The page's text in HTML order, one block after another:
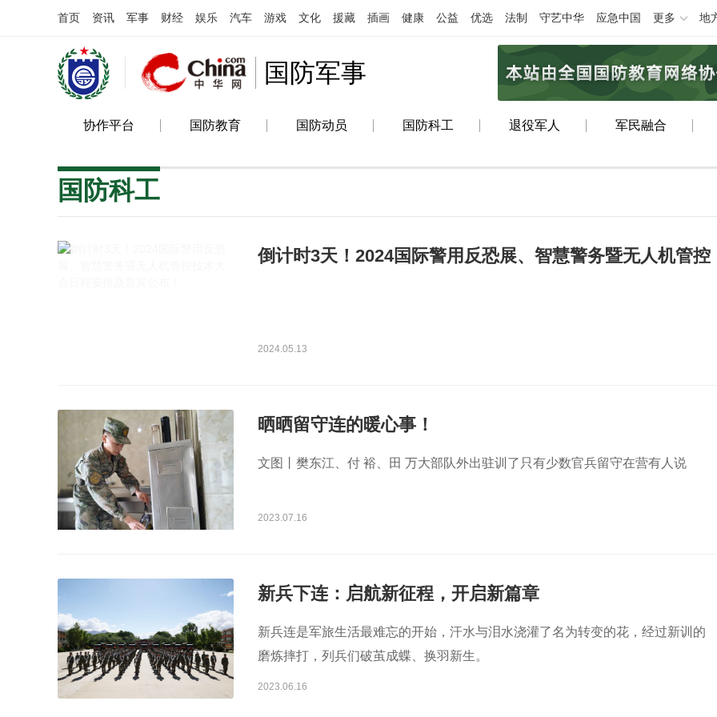
首页 资讯 军事 财经 娱乐 汽车 游戏 文化 援藏 插画 健康 公益 优选 法制 守艺中华 应急中国 更多 地
国防军事
协作平台 国防教育 国防动员 国防科工 退役军人 军民融合
国防科工
倒计时3天！2024国际警用反恐展、智慧警务暨无人机管控
2024.05.13
晒晒留守连的暖心事！
文图丨樊东江、付 裕、田 万大部队外出驻训了只有少数官兵留守在营有人说
2023.07.16
新兵下连：启航新征程，开启新篇章
新兵连是军旅生活最难忘的开始，汗水与泪水浇灌了名为转变的花，经过新训的
磨炼摔打，列兵们破茧成蝶、换羽新生。
2023.06.16